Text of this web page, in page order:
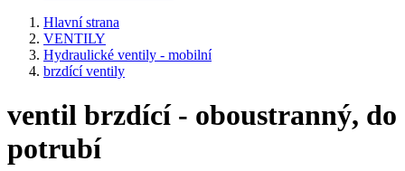
Hlavní strana
VENTILY
Hydraulické ventily - mobilní
brzdící ventily
ventil brzdící - oboustranný, do
potrubí